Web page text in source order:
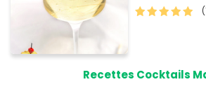
Recettes Cocktails